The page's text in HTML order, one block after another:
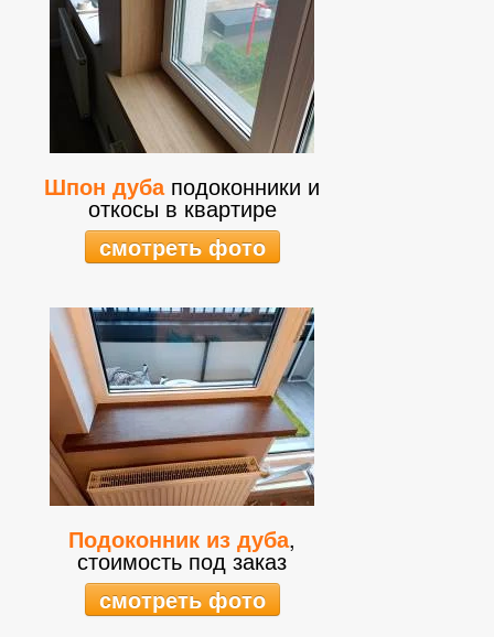
Шпон дубаподоконники и
откосы в квартире
смотреть фото
Подоконник из дуба,
стоимость под заказ
смотреть фото